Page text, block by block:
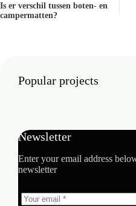
Is er verschil tussen boten- en
campermatten?
Popular projects
Newsletter
Enter your email address
newsletter